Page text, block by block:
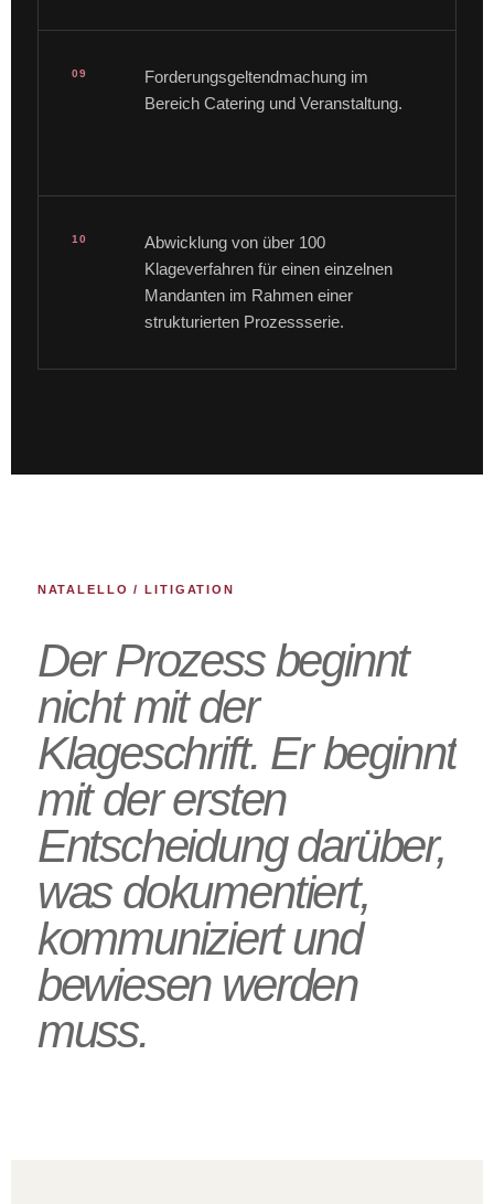
09
Forderungsgeltendmachung im
Bereich Catering und Veranstaltung.
10
Abwicklung von über 100
Klageverfahren für einen einzelnen
Mandanten im Rahmen einer
strukturierten Prozessserie.
NATALELLO / LITIGATION
Der Prozess beginnt
nicht mit der
Klageschrift. Er beginnt
mit der ersten
Entscheidung darüber,
was dokumentiert,
kommuniziert und
bewiesen werden
muss.